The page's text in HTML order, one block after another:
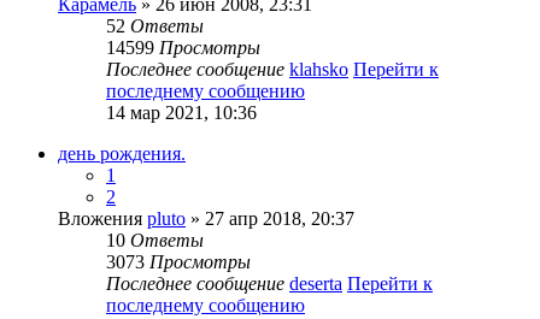
Карамель » 26 июн 2008, 23:31
52 Ответы
14599 Просмотры
Последнее сообщение klahsko Перейти к
последнему сообщению
14 мар 2021, 10:36
день рождения.
1
2
Вложения pluto » 27 апр 2018, 20:37
10 Ответы
3073 Просмотры
Последнее сообщение deserta Перейти к
последнему сообщению